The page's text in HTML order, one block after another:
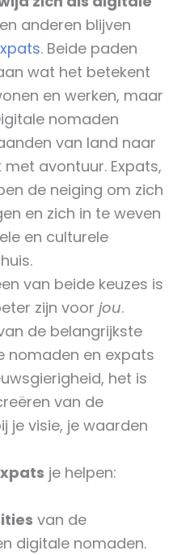
anderen blijven
. Beide paden
wat het betekent
en werken, maar
nomaden
van land naar
avontuur. Expats,
de neiging om zich
en zich in te weven
en culturele
van beide keuzes is
zijn voor jou.
de belangrijkste
nomaden en expats
het is
van de
je visie, je waarden
je helpen:
van de
digitale nomaden.